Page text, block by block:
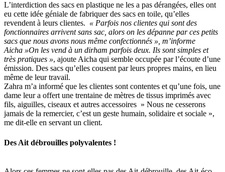
L’interdiction des sacs en plastique ne les a pas dérangées, elles ont
eu cette idée géniale de fabriquer des sacs en toile, qu’elles
revendent à leurs clientes. « Parfois nos clientes qui sont des
fonctionnaires arrivent sans sac, alors on les dépanne par ces petits
sacs que nous avons nous même confectionnés », m’informe
Aicha »On les vend à un dirham parfois deux. Ils sont simples et
très pratiques », ajoute Aicha qui semble occupée par l’écoute d’une
émission. Des sacs qu’elles cousent par leurs propres mains, en lieu
même de leur travail.
Zahra m’a informé que les clientes sont contentes et qu’une fois, une
dame leur a offert une trentaine de mètres de tissus imprimés avec
fils, aiguilles, ciseaux et autres accessoires » Nous ne cesserons
jamais de la remercier, c’est un geste humain, solidaire et sociale »,
me dit-elle en servant un client.
Des Ait débrouilles polyvalentes !